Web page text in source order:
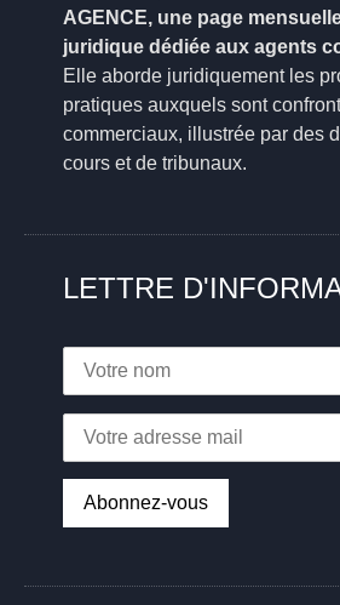
AGENCE, une page
juridique dédiée aux agents
Elle aborde juridiquement les
pratiques auxquels sont
commerciaux, illustrée par des
cours et de tribunaux.
LETTRE